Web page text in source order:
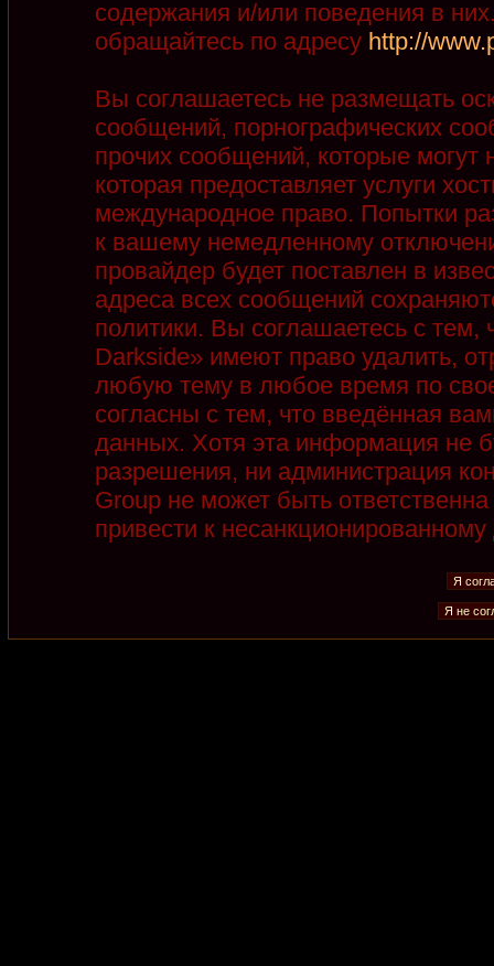
содержания и/или поведения в
обращайтесь по адресу http://
Вы соглашаетесь не размещать
сообщений, порнографических
прочих сообщений, которые
которая предоставляет услуги
международное право. Попытки
к вашему немедленному
провайдер будет поставлен в
адреса всех сообщений
политики. Вы соглашаетесь с
Darkside» имеют право удалить,
любую тему в любое время по
согласны с тем, что введённая
данных. Хотя эта информация не
разрешения, ни администрация
Group не может быть
привести к несанкционированному